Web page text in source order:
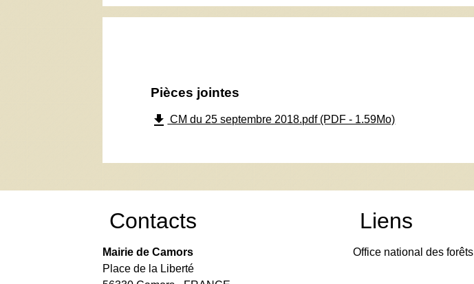
Pièces jointes
file_download CM du 25 septembre 2018.pdf (PDF - 1.59Mo)
Contacts
Mairie de Camors
Place de la Liberté
Liens
Office national des forêts